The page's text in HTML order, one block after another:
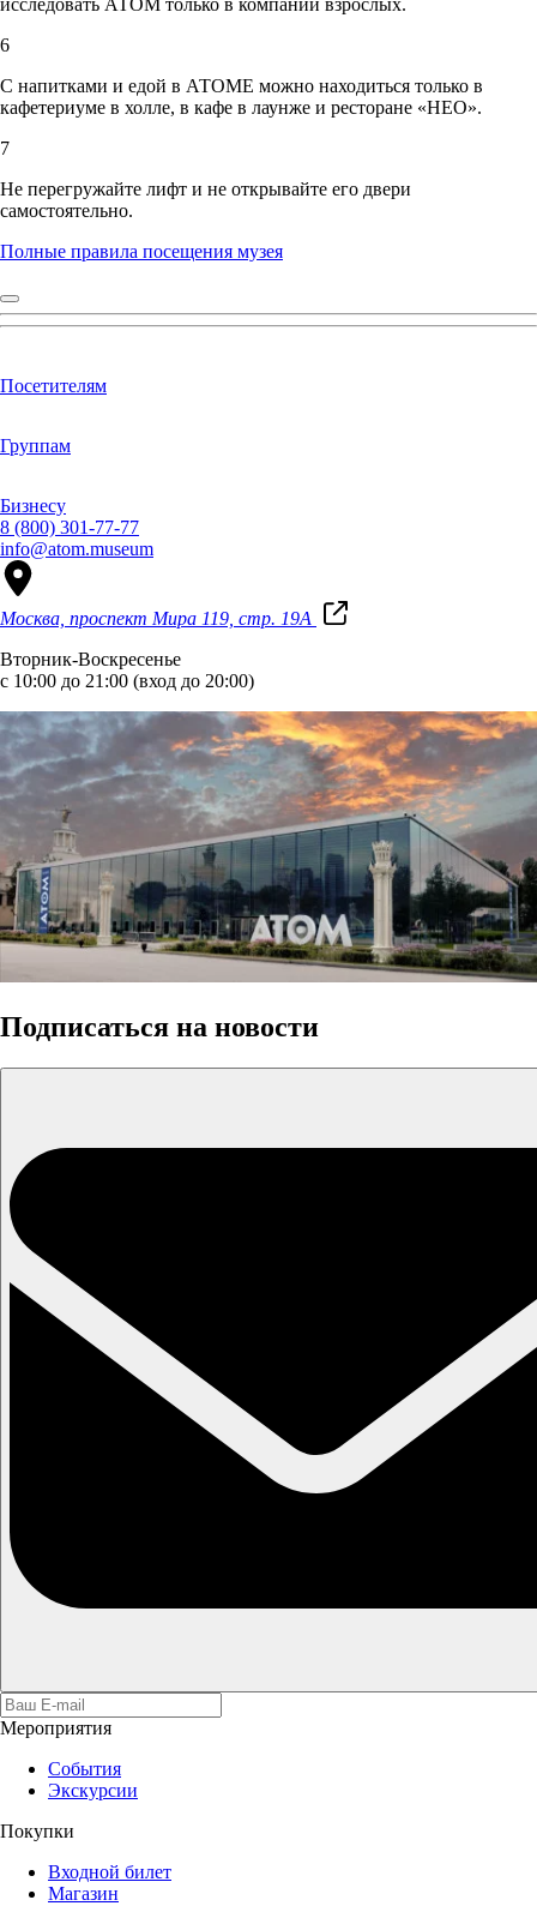
исследовать АТОМ только в компании взрослых.
6
С напитками и едой в АТОМЕ можно находиться только в
кафетериуме в холле, в кафе в лаунже и ресторане «НЕО».
7
Не перегружайте лифт и не открывайте его двери
самостоятельно.
Полные правила посещения музея
Посетителям
Группам
Бизнесу
8 (800) 301-77-77
info@atom.museum
Москва, проспект Мира 119, стр. 19А
Вторник-Воскресенье
с 10:00 до 21:00 (вход до 20:00)
Подписаться на новости
Мероприятия
События
Экскурсии
Покупки
Входной билет
Магазин